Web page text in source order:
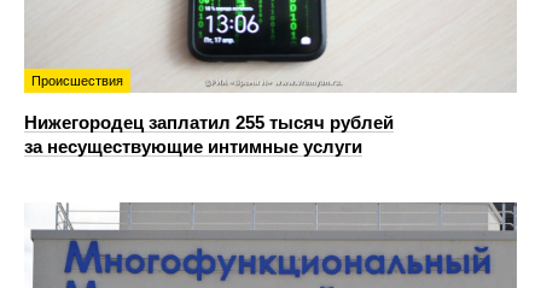
Происшествия
Нижегородец заплатил 255 тысяч рублей
за несуществующие интимные услуги